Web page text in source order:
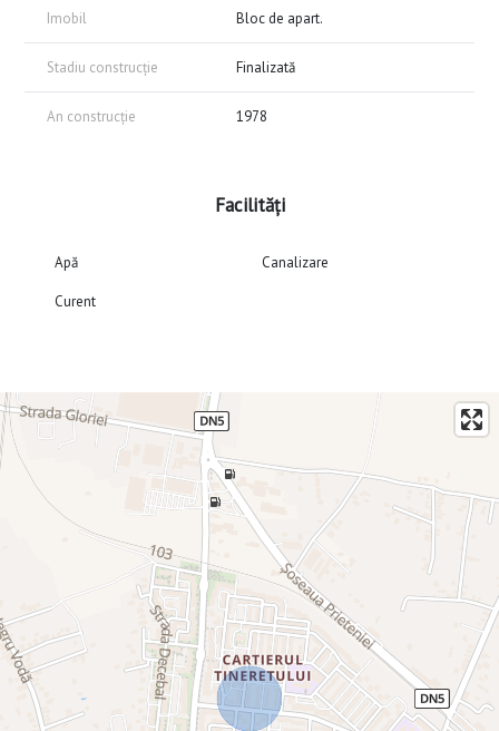
Imobil Bloc de apart.
Stadiu construcție Finalizată
An construcție 1978
Facilități
Apă Canalizare
Curent